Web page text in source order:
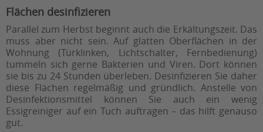
Flächen desinfizieren
Parallel zum Herbst beginnt auch die Erkältungszeit. Das
muss aber nicht sein. Auf glatten Oberflächen in der
Wohnung (Türklinken, Lichtschalter, Fernbedienung)
tummeln sich gerne Bakterien und Viren. Dort können
sie bis zu 24 Stunden überleben. Desinfizieren Sie daher
diese Flächen regelmäßig und gründlich. Anstelle von
Desinfektionsmittel können Sie auch ein wenig
Essigreiniger auf ein Tuch auftragen – das hilft genauso
gut.